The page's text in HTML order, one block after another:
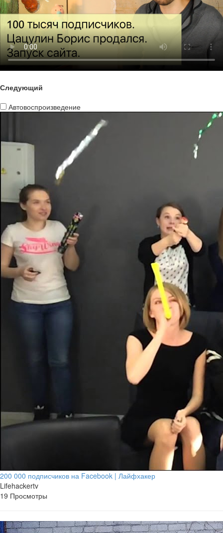
Следующий
Автовоспроизведение
200 000 подписчиков на Facebook | Лайфхакер
Lifehackertv
19 Просмотры